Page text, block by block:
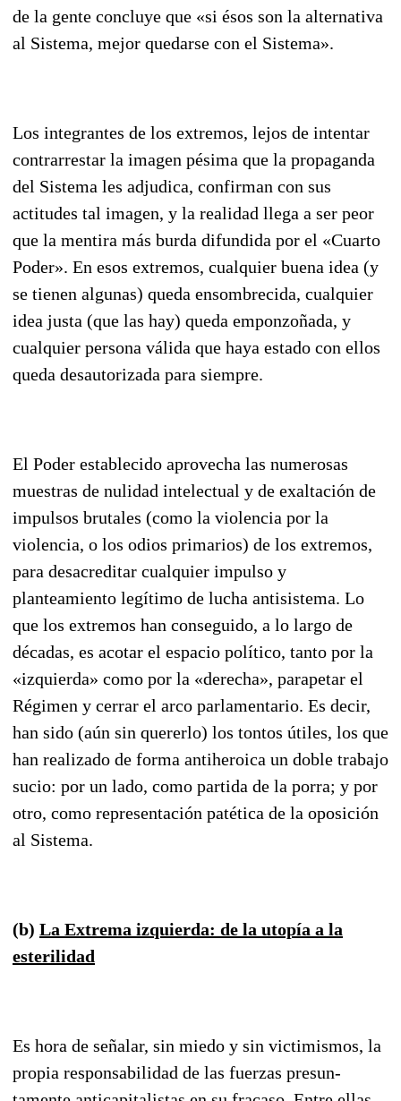
de la gente concluye que «si ésos son la alternativa
al Sistema, mejor quedarse con el Sistema».
Los integrantes de los extremos, lejos de intentar
contrarrestar la imagen pésima que la propagan­da
del Sistema les adjudica, confirman con sus
actitudes tal imagen, y la realidad llega a ser peor
que la mentira más burda difundida por el «Cuarto
Poder». En esos extremos, cualquier buena idea (y
se tienen algunas) queda ensombrecida, cualquier
idea justa (que las hay) queda emponzoñada, y
cualquier persona válida que haya estado con ellos
queda desautorizada para siempre.
El Poder establecido aprovecha las numerosas
muestras de nulidad intelectual y de exaltación de
impulsos brutales (como la violencia por la
violencia, o los odios primarios) de los extremos,
para desacreditar cualquier impulso y
planteamiento legítimo de lucha antisistema. Lo
que los extremos han conseguido, a lo largo de
décadas, es acotar el espacio político, tanto por la
«izquierda» como por la «derecha», parapetar el
Régimen y cerrar el arco parlamentario. Es decir,
han sido (aún sin quererlo) los tontos útiles, los que
han realizado de forma antiheroica un doble trabajo
sucio: por un lado, como partida de la porra; y por
otro, como representación patética de la oposición
al Sistema.
(b) La Extrema izquierda: de la utopía a la
esterilidad
Es hora de señalar, sin miedo y sin victimismos, la
propia responsabilidad de las fuerzas presun­